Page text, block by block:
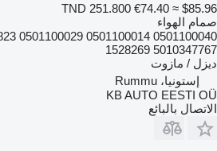
TND 251.800 €74.40 ≈ $85.96
صمام الهواء
5010347767 1528269
ديزل / مازوت
إستونيا، Rummu
KB AUTO EESTI OÜ
الاتصال بالبائع